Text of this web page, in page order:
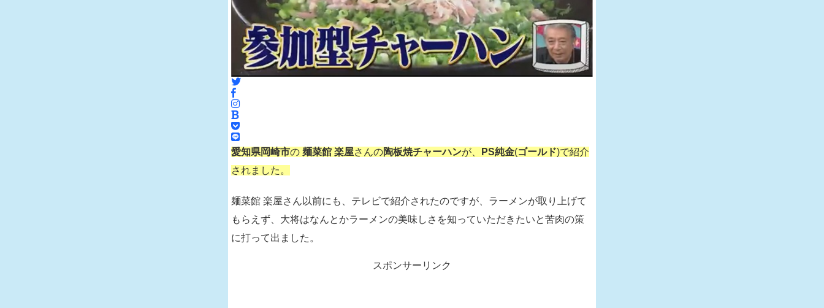
愛知県岡崎市の 麺菜館 楽屋さんの陶板焼チャーハンが、 PS純金(ゴールド)で紹介
されました。
麺菜館 楽屋さん以前にも、テレビで紹介されたのですが、ラーメンが取り上げて
もらえず、大将はなんとかラーメンの美味しさを知っていただきたいと苦肉の策
に打って出ました。
スポンサーリンク